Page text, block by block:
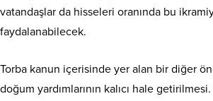
vatandaşlar da hisseleri oranında bu
faydalanabilecek.
Torba kanun içerisinde yer alan bir diğer
doğum yardımlarının kalıcı hale